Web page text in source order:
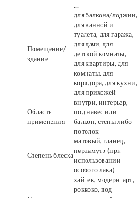
...
Помещение/
здание
для балкона/лоджии,
для ванной и
туалета, для гаража,
для дачи, для
детской комнаты,
для квартиры, для
комнаты, для
коридора, для кухни,
для прихожей
Область
применения
внутри, интерьер,
под навес или
балкон, стены либо
потолок
Степень блеска
матовый, гланец,
перламутр (при
использовании
особого лака)
хайтек, модерн, арт,
роккоко, под